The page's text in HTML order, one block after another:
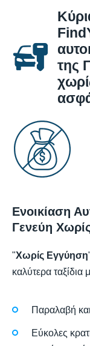
της
Ενοικίαση
Γενεύη
"Χωρίς Εγγύηση
καλύτερα ταξίδια
Παραλαβή
Εύκολες